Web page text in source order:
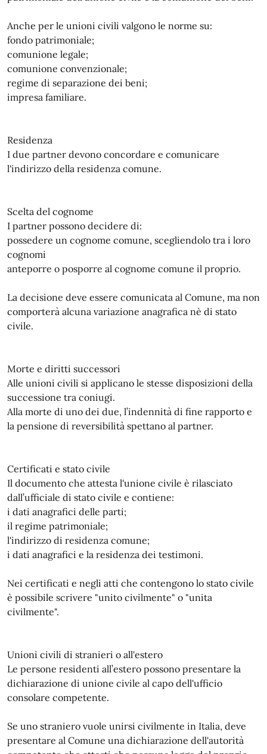
Anche per le unioni civili valgono le norme su:
fondo patrimoniale;
comunione legale;
comunione convenzionale;
regime di separazione dei beni;
impresa familiare.
Residenza
I due partner devono concordare e comunicare
l'indirizzo della residenza comune.
Scelta del cognome
I partner possono decidere di:
possedere un cognome comune, scegliendolo tra i loro
cognomi
anteporre o posporre al cognome comune il proprio.
La decisione deve essere comunicata al Comune, ma non
comporterà alcuna variazione anagrafica nè di stato
civile.
Morte e diritti successori
Alle unioni civili si applicano le stesse disposizioni della
successione tra coniugi.
Alla morte di uno dei due, l’indennità di fine rapporto e
la pensione di reversibilità spettano al partner.
Certificati e stato civile
Il documento che attesta l'unione civile è rilasciato
dall’ufficiale di stato civile e contiene:
i dati anagrafici delle parti;
il regime patrimoniale;
l'indirizzo di residenza comune;
i dati anagrafici e la residenza dei testimoni.
Nei certificati e negli atti che contengono lo stato civile
è possibile scrivere "unito civilmente" o "unita
civilmente".
Unioni civili di stranieri o all'estero
Le persone residenti all’estero possono presentare la
dichiarazione di unione civile al capo dell'ufficio
consolare competente.
Se uno straniero vuole unirsi civilmente in Italia, deve
presentare al Comune una dichiarazione dell'autorità